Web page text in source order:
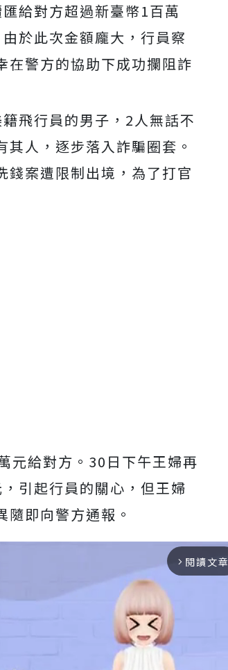
給對方超過新臺幣1百萬
於此次金額龐大，行員察
在警方的協助下成功攔阻詐
飛行員的男子，2人無話不
人，逐步落入詐騙圈套。
錢案遭限制出境，為了打官
元給對方。30日下午王婦再
引起行員的關心，但王婦
即向警方通報。
arrow_forward_ios 閱讀文章